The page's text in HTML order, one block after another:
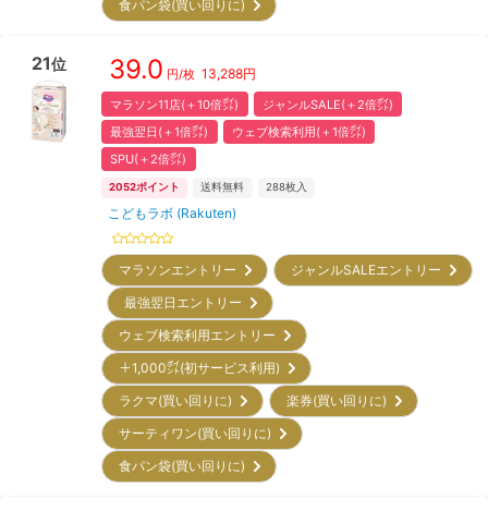
食パン袋(買い回りに)
21位 39.0 円/枚 13,288円
マラソン11店(＋10倍㌽)
ジャンルSALE(＋2倍㌽)
最強翌日(＋1倍㌽)
ウェブ検索利用(＋1倍㌽)
SPU(＋2倍㌽)
2052ポイント 送料無料 288枚入
こどもラボ (Rakuten)
マラソンエントリー
ジャンルSALEエントリー
最強翌日エントリー
ウェブ検索利用エントリー
＋1,000㌽(初サービス利用)
ラクマ(買い回りに)
楽券(買い回りに)
サーティワン(買い回りに)
食パン袋(買い回りに)